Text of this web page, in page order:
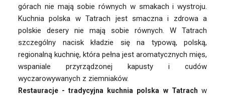
górach nie mają sobie równych w smakach i wystroju.
Kuchnia polska w Tatrach jest smaczna i zdrowa a
polskie desery nie mają sobie równych. W Tatrach
szczególny nacisk kładzie się na typową, polską,
regionalną kuchnię, która pełna jest aromatycznych mięs,
wspaniale przyrządzonej kapusty i cudów
wyczarowywanych z ziemniaków.
Restauracje - tradycyjna kuchnia polska w Tatrach w